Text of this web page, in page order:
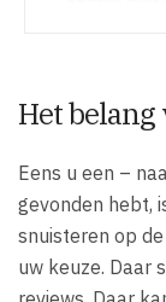
Het
Eens u een –
gevonden hebt,
snuisteren op
uw keuze. Daar